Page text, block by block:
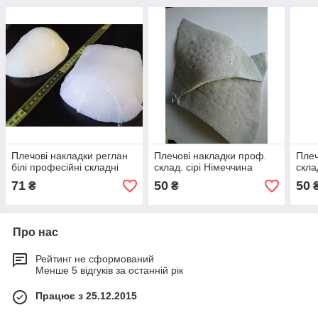
Плечові накладки реглан
білі професійні складні
71 ₴
Плечові накладки проф.
склад. сірі Німеччина
50₴ 50
Про нас
Рейтинг не сформований
Менше 5 відгуків за останній рік
Працює з 25.12.2015